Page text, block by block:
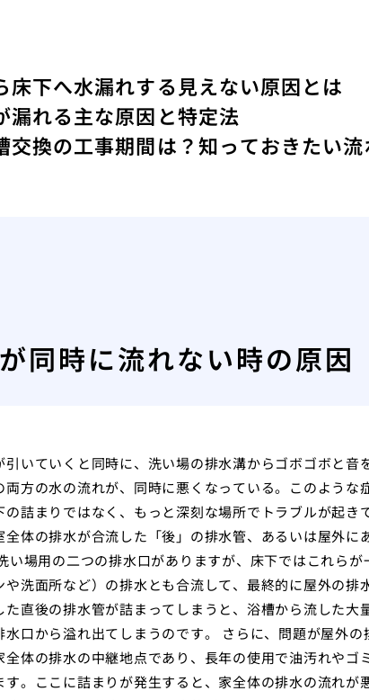
床下へ水漏れする見えない原因とは
漏れる主な原因と特定法
交換の工事期間は？知っておきたい
同時に流れない時の原因
いていくと同時に、洗い場の排水溝からゴボゴボと音
方の水の流れが、同時に悪くなっている。このような
詰まりではなく、もっと深刻な場所でトラブルが起き
体の排水が合流した「後」の排水管、あるいは屋外に
い場用の二つの排水口がありますが、床下ではこれら
洗面所など）の排水とも合流して、最終的に屋外の排
た直後の排水管が詰まってしまうと、浴槽から流した大
口から溢れ出てしまうのです。 さらに、問題が屋外
全体の排水の中継地点であり、長年の使用で油汚れやゴ
す。ここに詰まりが発生すると、家全体の排水の流れが